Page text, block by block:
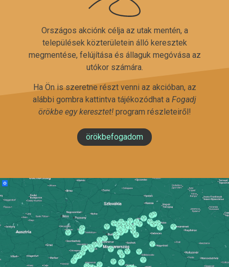
Országos akciónk célja az utak mentén, a
települések közterületein álló keresztek
megmentése, felújítása és állaguk megóvása az
utókor számára.
Ha Ön is szeretne részt venni az akcióban, az
alábbi gombra kattintva tájékozódhat a Fogadj
örökbe egy keresztet!program részleteiről!
örökbefogadom